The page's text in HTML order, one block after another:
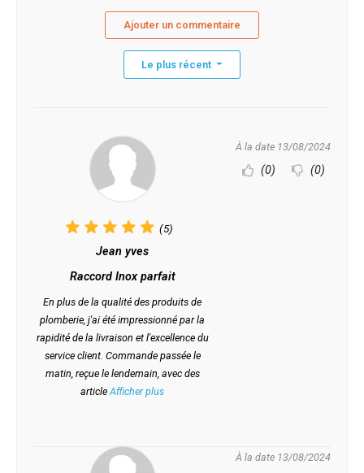
Ajouter un commentaire
Le plus récent
(5)
Jean yves
Raccord Inox parfait
En plus de la qualité des produits de
plomberie, j'ai été impressionné par la
rapidité de la livraison et l'excellence du
service client. Commande passée le
matin, reçue le lendemain, avec des
article Afficher plus
À la date 13/08/2024
(0) (0)
À la date 13/08/2024